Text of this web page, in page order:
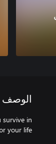
الوصف
survive in